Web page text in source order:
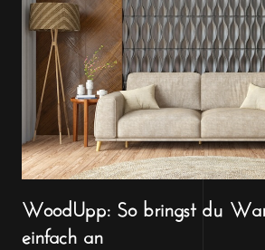
WoodUpp: So bringst du
einfach an